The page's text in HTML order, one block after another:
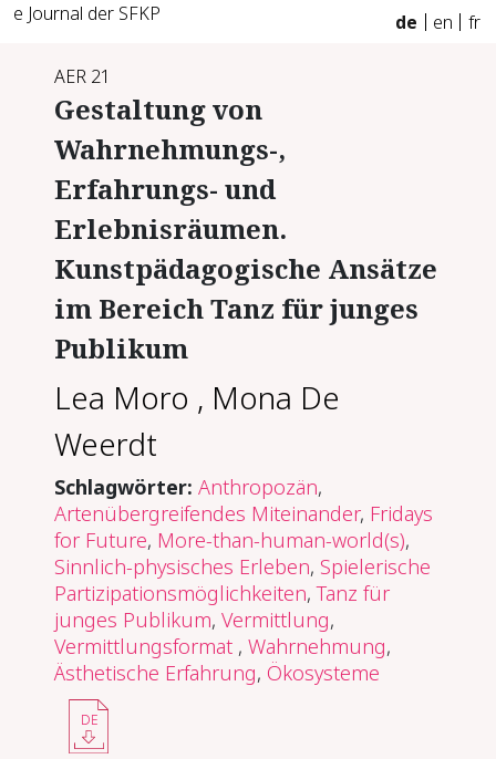
e Journal der SFKP de en fr
AER 21
Gestaltung von
Wahrnehmungs-,
Erfahrungs- und
Erlebnisräumen.
Kunstpädagogische Ansätze
im Bereich Tanz für junges
Publikum
Lea Moro , Mona De
Weerdt
Schlagwörter:Anthropozän,
Artenübergreifendes Miteinander, Fridays
for Future, More-than-human-world(s),
Sinnlich-physisches Erleben, Spielerische
Partizipationsmöglichkeiten, Tanz für
junges Publikum, Vermittlung,
Vermittlungsformat , Wahrnehmung,
Ästhetische Erfahrung, Ökosysteme
DE